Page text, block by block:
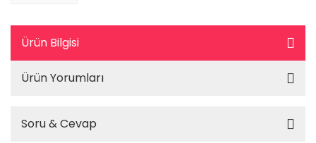
Ürün Bilgisi
Ürün Yorumları
Soru & Cevap